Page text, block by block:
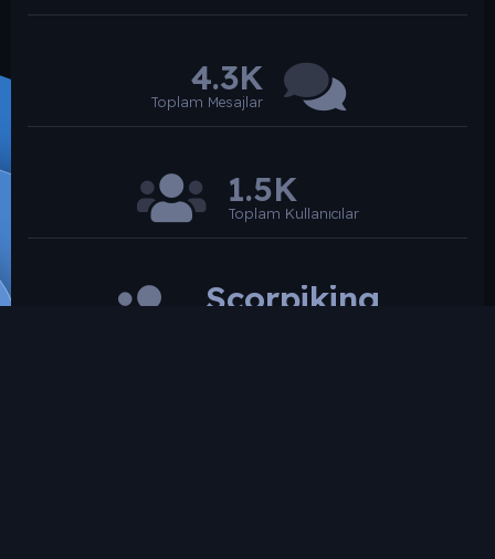
4.3K
Toplam Mesajlar
1.5K
Toplam Kullanıcılar
Scorpiking